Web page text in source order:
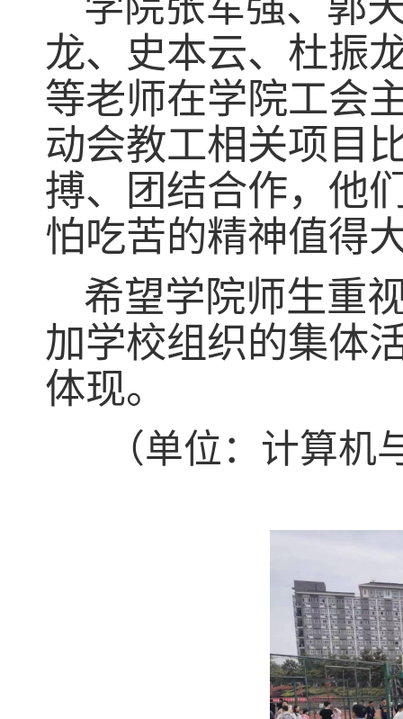
龙、史本云、杜振
等老师在学院工会
动会教工相关项目
搏、团结合作，他
怕吃苦的精神值得
希望学院师生重
加学校组织的集体
体现。
（单位：计算